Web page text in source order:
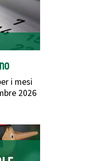
i mesi
2026